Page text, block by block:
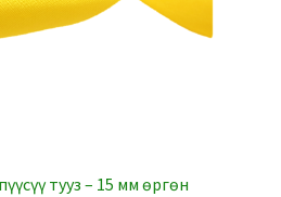
тууз – 15 мм өргөн